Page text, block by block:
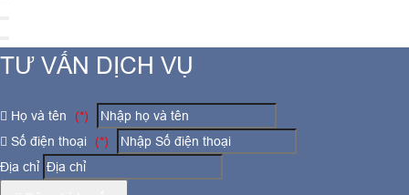
TƯ VẤN DỊCH VỤ
Họ và tên
(*)
Số điện thoại
(*)
Địa chỉ